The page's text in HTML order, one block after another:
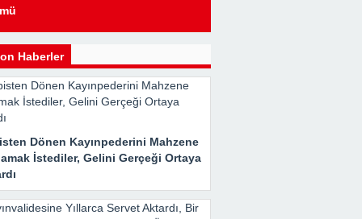
Haberler
Dönen Kayınpederini Mahzene
İstediler, Gelini Gerçeği Ortaya